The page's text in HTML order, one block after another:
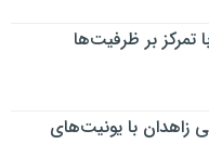
تمرکز بر ظرفیت‌ها
زاهدان با یونیت‌های